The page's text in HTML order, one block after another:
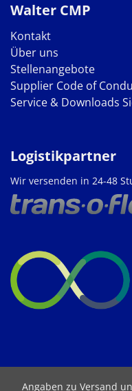
Walter CMP
Kontakt
Über uns
Stellenangebote
Supplier Code of
Service & Downloads
Logistikpartner
Wir versenden in 24-48
Angaben zu Versand